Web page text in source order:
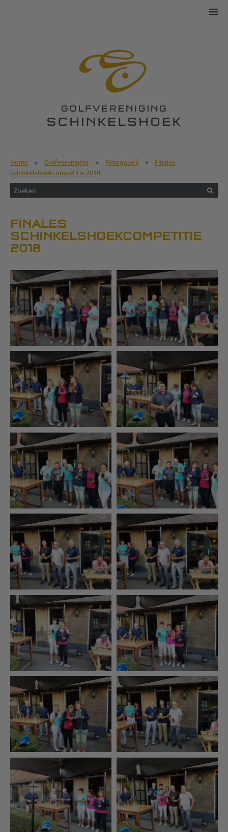
Home » Golfvereniging » Fotogalerij »
Finales
Schinkelshoekcompetitie 2018
FINALES
SCHINKELSHOEKCOMPETITIE
2018